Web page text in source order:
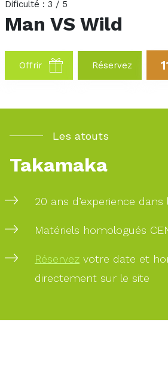
Dificulté : 3 / 5
Man VS Wild
Offrir Réservez
Les atouts
Takamaka
20 ans d’experience dans
Matériels homologués
Réservez votre date et
directement sur le site